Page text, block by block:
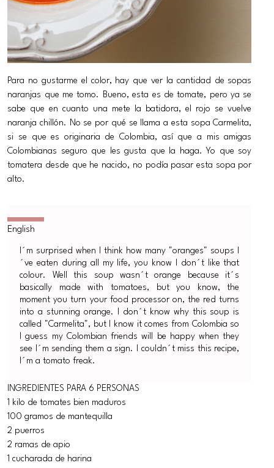
Para no gustarme el color, hay que ver la cantidad de sopas
naranjas que me tomo. Bueno, esta es de tomate, pero ya se
sabe que en cuanto una mete la batidora, el rojo se vuelve
naranja chillón. No se por qué se llama a esta sopa Carmelita,
si se que es originaria de Colombia, así que a mis amigas
Colombianas seguro que les gusta que la haga. Yo que soy
tomatera desde que he nacido, no podía pasar esta sopa por
alto.
I´m surprised when I think how many "oranges" soups I
´ve eaten during all my life, you know I don´t like that
colour. Well this soup wasn´t orange because it´s
basically made with tomatoes, but you know, the
moment you turn your food processor on, the red turns
into a stunning orange. I don´t know why this soup is
called "Carmelita", but I know it comes from Colombia so
I guess my Colombian friends will be happy when they
see I´m sending them a sign. I couldn´t miss this recipe,
I´m a tomato freak.
INGREDIENTES PARA 6 PERSONAS
1 kilo de tomates bien maduros
100 gramos de mantequilla
2 puerros
2 ramas de apio
1 cucharada de harina